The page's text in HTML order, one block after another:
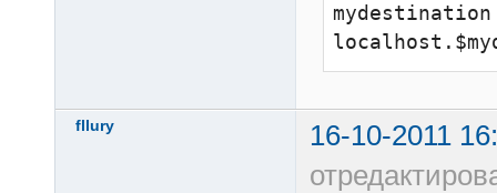
mydestination
fllury
16-10-2011